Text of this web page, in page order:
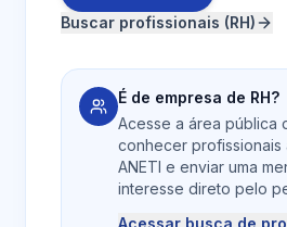
Buscar profissionais (RH)
É de empresa de RH?
Acesse a área pública
conhecer
ANETI e enviar uma
interesse direto pelo
Acessar busca de